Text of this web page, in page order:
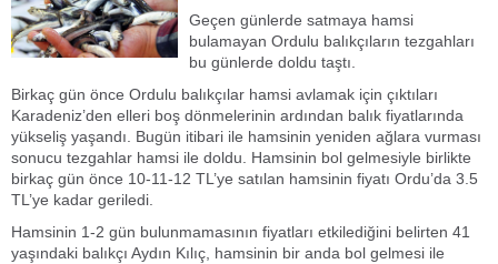
Geçen günlerde satmaya hamsi
bulamayan Ordulu balıkçıların tezgahları
bu günlerde doldu taştı.
Birkaç gün önce Ordulu balıkçılar hamsi avlamak için çıktıları
Karadeniz’den elleri boş dönmelerinin ardından balık fiyatlarında
yükseliş yaşandı. Bugün itibari ile hamsinin yeniden ağlara vurması
sonucu tezgahlar hamsi ile doldu. Hamsinin bol gelmesiyle birlikte
birkaç gün önce 10-11-12 TL’ye satılan hamsinin fiyatı Ordu’da 3.5
TL’ye kadar geriledi.
Hamsinin 1-2 gün bulunmamasının fiyatları etkilediğini belirten 41
yaşındaki balıkçı Aydın Kılıç, hamsinin bir anda bol gelmesi ile